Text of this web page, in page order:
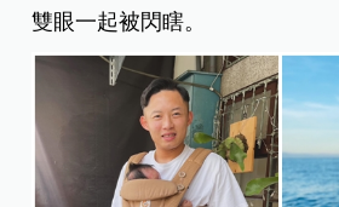
雙眼一起被閃瞎。